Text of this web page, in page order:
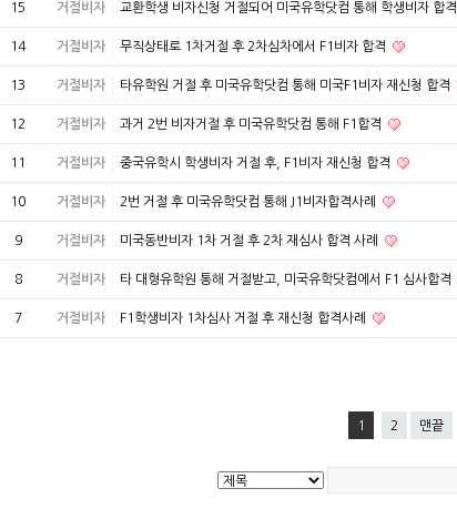
15 거절비자 교환학생 비자신청 거절되어 미국유학닷컴 통해 학생비자 합격
14 거절비자 무직상태로 1차거절 후 2차심차에서 F1비자 합격
13 거절비자 타유학원 거절 후 미국유학닷컴 통해 미국F1비자 재신청 합격
12 거절비자 과거 2번 비자거절 후 미국유학닷컴 통해 F1합격
11 거절비자 중국유학시 학생비자 거절 후, F1비자 재신청 합격
10 거절비자 2번 거절 후 미국유학닷컴 통해 J1비자합격사례
9 거절비자 미국동반비자 1차 거절 후 2차 재심사 합격 사례
8 거절비자 타 대형유학원 통해 거절받고, 미국유학닷컴에서 F1 심사합격
7 거절비자 F1학생비자 1차심사 거절 후 재신청 합격사례
1 2 맨끝